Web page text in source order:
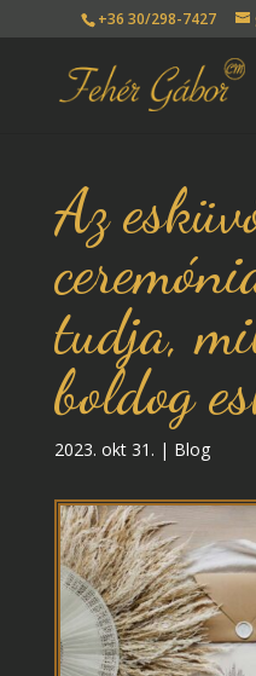
+36 30/298-7427
Az
tudja,
boldog
2023. okt 31. | Blog